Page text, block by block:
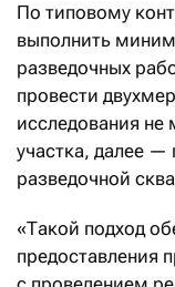
По типовому
выполнить
разведочных
провести
исследования
участка, далее —
разведочной
«Такой подход
предоставления